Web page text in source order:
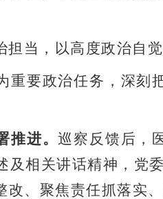
担当，以高度政治自
重要政治任务，深
推进。巡察反馈后，
及相关讲话精神，党
改、聚焦责任抓落实